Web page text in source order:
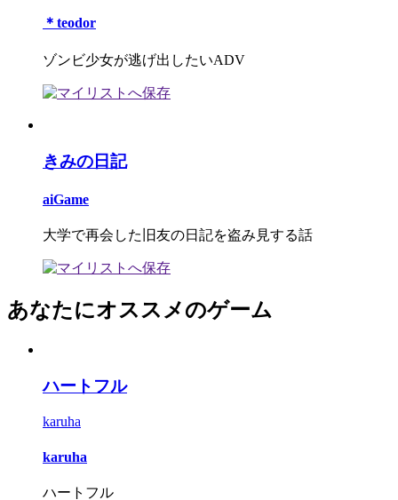
＊teodor
ゾンビ少女が逃げ出したいADV
きみの日記
aiGame
大学で再会した旧友の日記を盗み見する話
あなたにオススメのゲーム
ハートフル
karuha
karuha
ハートフル